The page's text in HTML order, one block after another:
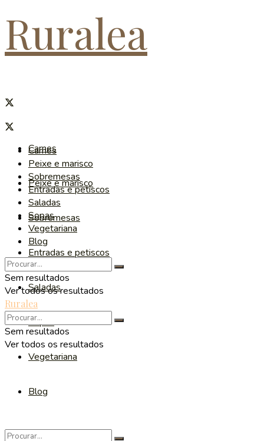
Ruralea
Carnes
Peixe e marisco
Sobremesas
Entradas e petiscos
Saladas
Sopas
Vegetariana
Blog
Carnes
Peixe e marisco
Sobremesas
Entradas e petiscos
Saladas
Sopas
Vegetariana
Blog
Sem resultados
Ver todos os resultados
Ruralea
Sem resultados
Ver todos os resultados